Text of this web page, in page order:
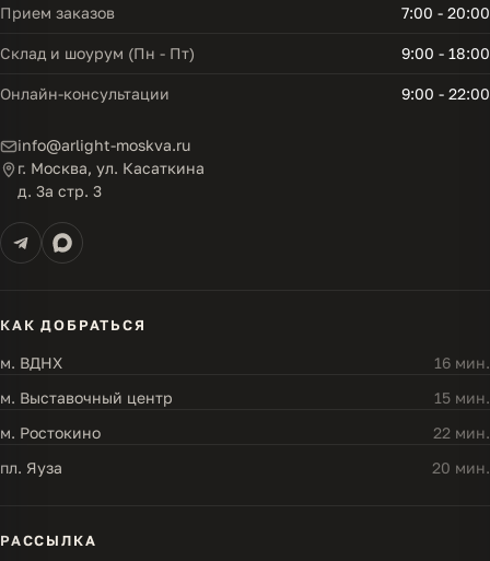
Прием заказов 7:00 - 20:00
Склад и шоурум (Пн - Пт) 9:00 - 18:00
Онлайн-консультации 9:00 - 22:00
info@arlight-moskva.ru
г. Москва, ул. Касаткина
д. 3а стр. 3
КАК ДОБРАТЬСЯ
м. ВДНХ
16 мин.
м. Выставочный центр
15 мин.
м. Ростокино
22 мин.
пл. Яуза
20 мин.
РАССЫЛКА